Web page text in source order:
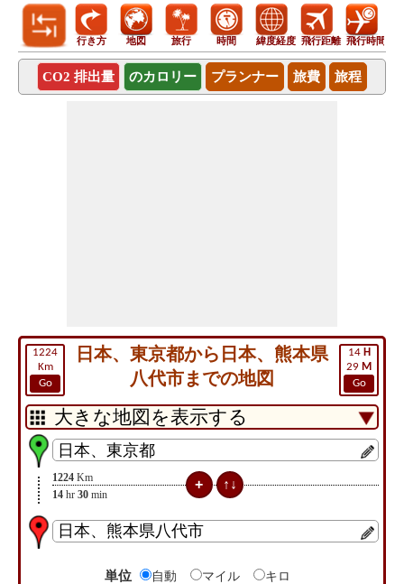
行き方 地図 旅行 時間 緯度経度 飛行距離 飛行時間
CO2 排出量 のカロリー プランナー 旅費 旅程
1224
Km
Go
14 H
29 M
Go
日本、東京都から日本、熊本県
八代市までの地図
1224 Km
14 hr 30 min
単位 自動 マイル キロ